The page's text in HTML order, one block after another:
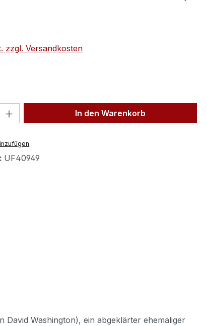
zzgl. Versandkosten
Gib den gewünschten Wert
In den Warenkorb
UF40949
Washington), ein abgeklärter ehemaliger